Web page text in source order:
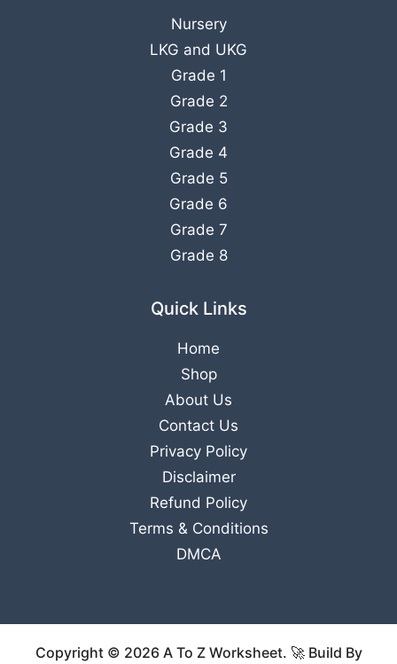
Nursery
LKG and UKG
Grade 1
Grade 2
Grade 3
Grade 4
Grade 5
Grade 6
Grade 7
Grade 8
Quick Links
Home
Shop
About Us
Contact Us
Privacy Policy
Disclaimer
Refund Policy
Terms & Conditions
DMCA
Copyright © 2026 A To Z Worksheet. 🚀 Build By